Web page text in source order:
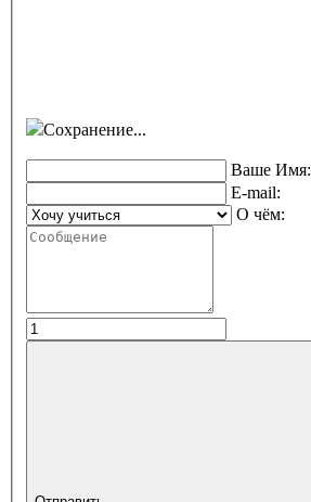
Сохранение...
Ваше Имя:
E-mail:
О чём: